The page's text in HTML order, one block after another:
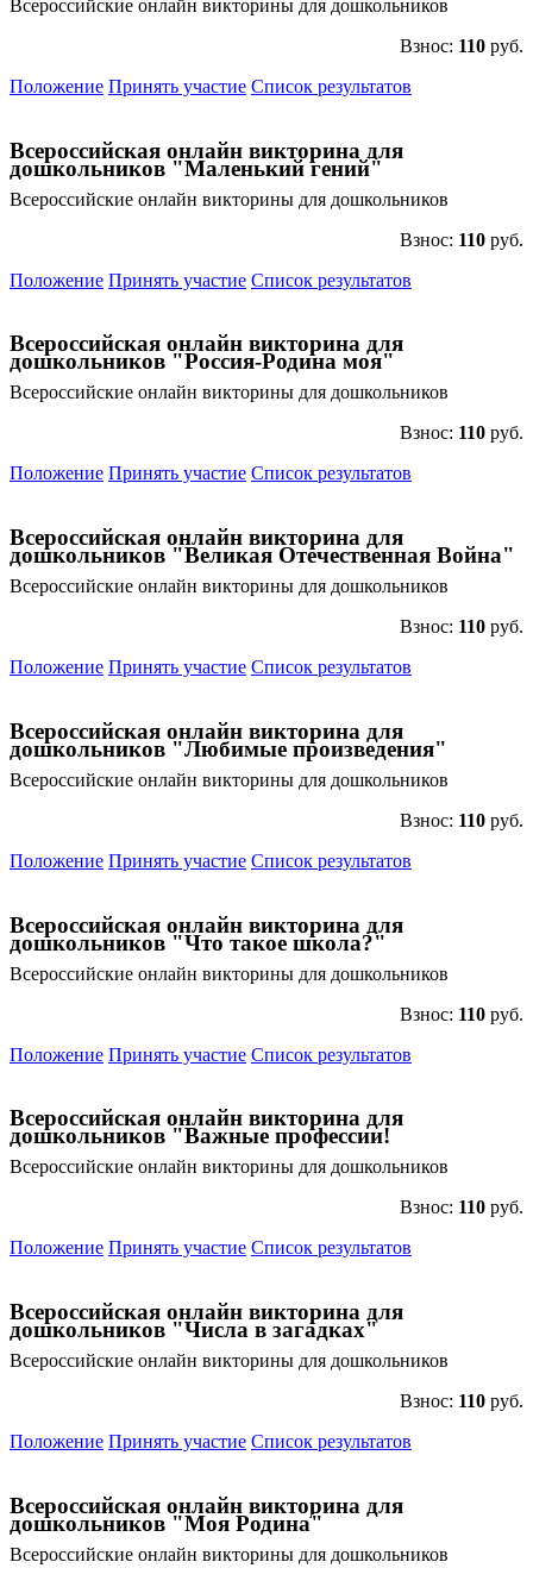
Всероссийские онлайн викторины для дошкольников
Взнос: 110 руб.
Положение Принять участие Список результатов
Всероссийская онлайн викторина для
дошкольников "Маленький гений"
Всероссийские онлайн викторины для дошкольников
Взнос: 110 руб.
Положение Принять участие Список результатов
Всероссийская онлайн викторина для
дошкольников "Россия-Родина моя"
Всероссийские онлайн викторины для дошкольников
Взнос: 110 руб.
Положение Принять участие Список результатов
Всероссийская онлайн викторина для
дошкольников "Великая Отечественная Война"
Всероссийские онлайн викторины для дошкольников
Взнос: 110 руб.
Положение Принять участие Список результатов
Всероссийская онлайн викторина для
дошкольников "Любимые произведения"
Всероссийские онлайн викторины для дошкольников
Взнос: 110 руб.
Положение Принять участие Список результатов
Всероссийская онлайн викторина для
дошкольников "Что такое школа?"
Всероссийские онлайн викторины для дошкольников
Взнос: 110 руб.
Положение Принять участие Список результатов
Всероссийская онлайн викторина для
дошкольников "Важные профессии!
Всероссийские онлайн викторины для дошкольников
Взнос: 110 руб.
Положение Принять участие Список результатов
Всероссийская онлайн викторина для
дошкольников "Числа в загадках"
Всероссийские онлайн викторины для дошкольников
Взнос: 110 руб.
Положение Принять участие Список результатов
Всероссийская онлайн викторина для
дошкольников "Моя Родина"
Всероссийские онлайн викторины для дошкольников